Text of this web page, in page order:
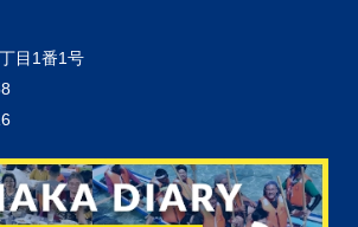
目1番1号